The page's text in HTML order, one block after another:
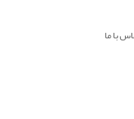
با ما